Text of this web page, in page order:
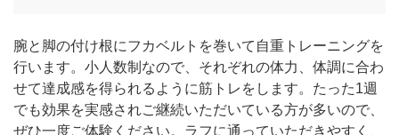
腕と脚の付け根にフカベルトを巻いて自重トレーニングを
行います。小人数制なので、それぞれの体力、体調に合わ
せて達成感を得られるように筋トレをします。たった1週
でも効果を実感されご継続いただいている方が多いので、
ぜひ一度ご体験ください。ラフに通っていただきやすく、